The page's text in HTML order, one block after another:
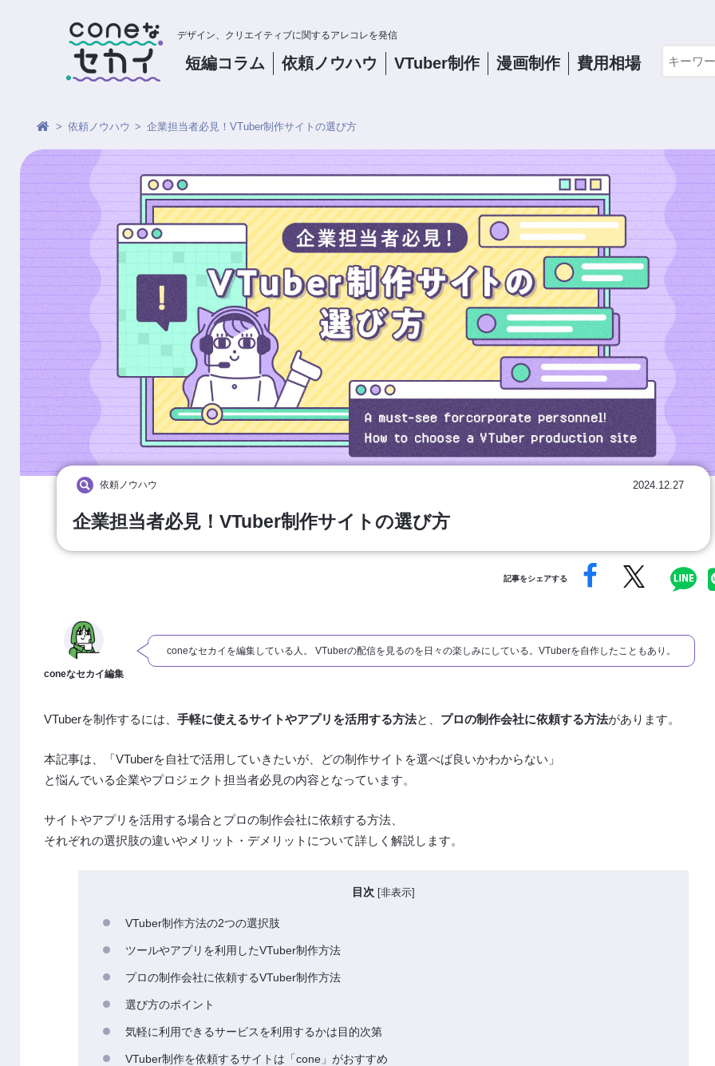
デザイン、クリエイティブに関するアレコレを発信
短編コラム 依頼ノウハウ VTuber制作 漫画制作 費用相場
依頼ノウハウ 企業担当者必見！VTuber制作サイトの選び方
依頼ノウハウ 2024.12.27
企業担当者必見！VTuber制作サイトの選び方
記事をシェアする
coneなセカイ編集
coneなセカイを編集している人。 VTuberの配信を見るのを日々の楽しみにしている。VTuberを自作したこともあり。
VTuberを制作するには、 手軽に使えるサイトやアプリを活用する方法と、 プロの制作会社に依頼する方法があります。
本記事は、「VTuberを自社で活用していきたいが、どの制作サイトを選べば良いかわからない」
と悩んでいる企業やプロジェクト担当者必見の内容となっています。
サイトやアプリを活用する場合とプロの制作会社に依頼する方法、
それぞれの選択肢の違いやメリット・デメリットについて詳しく解説します。
目次 [非表示]
VTuber制作方法の2つの選択肢
ツールやアプリを利用したVTuber制作方法
プロの制作会社に依頼するVTuber制作方法
選び方のポイント
気軽に利用できるサービスを利用するかは目的次第
VTuber制作を依頼するサイトは「cone」がおすすめ